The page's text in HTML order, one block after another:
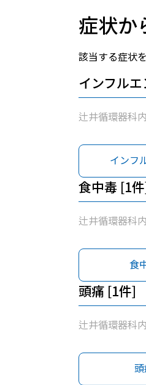
症状か
該当する症状
インフル
辻井循環器科
インフ
食中毒 [1
辻井循環器科
食
頭痛 [1件]
辻井循環器科